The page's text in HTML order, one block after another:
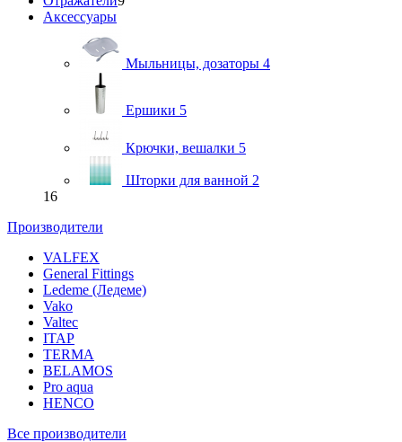
Аксессуары
Мыльницы, дозаторы 4
Ершики 5
Крючки, вешалки 5
Шторки для ванной 2
16
Производители
VALFEX
General Fittings
Ledeme (Ледеме)
Vako
Valtec
ITAP
TERMA
BELAMOS
Pro aqua
HENCO
Все производители